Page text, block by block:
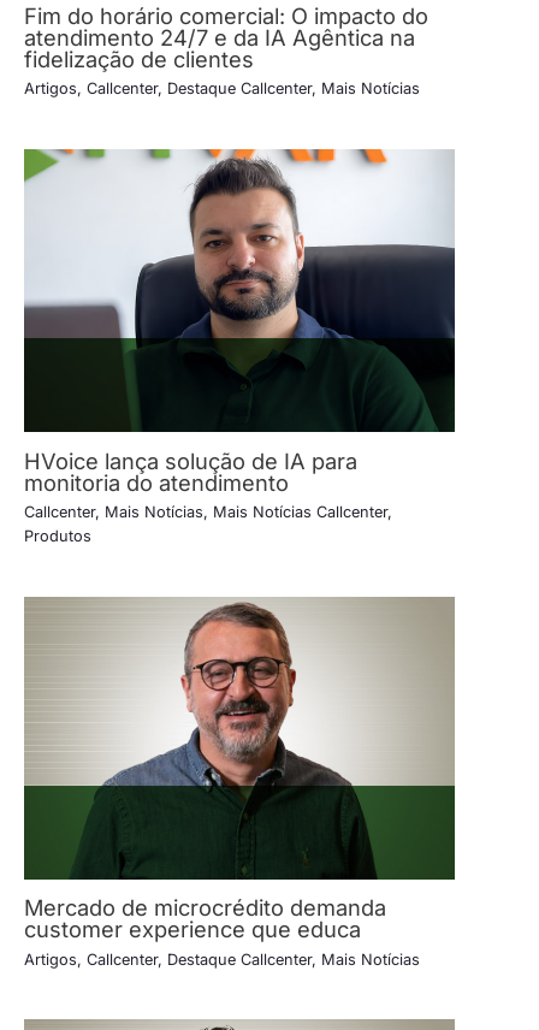
Fim do horário comercial: O impacto do
atendimento 24/7 e da IA Agêntica na
fidelização de clientes
Artigos, Callcenter, Destaque Callcenter, Mais Notícias
HVoice lança solução de IA para
monitoria do atendimento
Callcenter, Mais Notícias, Mais Notícias Callcenter,
Produtos
Mercado de microcrédito demanda
customer experience que educa
Artigos, Callcenter, Destaque Callcenter, Mais Notícias